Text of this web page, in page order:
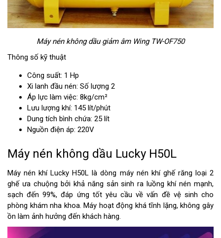
Máy nén không dầu giảm âm Wing TW-OF750
Thông số kỹ thuật
Công suất: 1 Hp
Xi lanh đầu nén: Số lượng 2
Áp lực làm việc: 8kg/cm²
Lưu lượng khí: 145 lít/phút
Dung tích bình chứa: 25 lít
Nguồn điện áp: 220V
Máy nén không dầu Lucky H50L
Máy nén khí Lucky H50L là dòng máy nén khí ghế răng loại 2
ghế ưa chuộng bởi khả năng sản sinh ra luồng khí nén mạnh,
sạch đến 99%, đáp ứng tốt yêu cầu về vấn đề vệ sinh cho
phòng khám nha khoa. Máy hoạt động khá tĩnh lặng, không gây
ồn làm ảnh hưởng đến khách hàng.